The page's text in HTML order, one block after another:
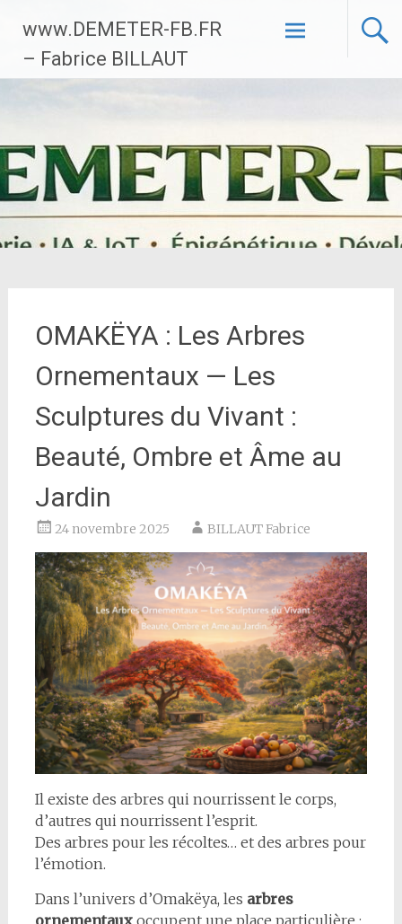
contenu
principal
www.DEMETER-FB.FR
– Fabrice BILLAUT
OMAKËYA : Les Arbres
Ornementaux — Les
Sculptures du Vivant :
Beauté, Ombre et Âme au
Jardin
24 novembre 2025 BILLAUT Fabrice
Il existe des arbres qui nourrissent le corps,
d’autres qui nourrissent l’esprit.
Des arbres pour les récoltes… et des arbres pour
l’émotion.
Dans l’univers d’Omakëya, les arbres
ornementauxoccupent une place particulière :